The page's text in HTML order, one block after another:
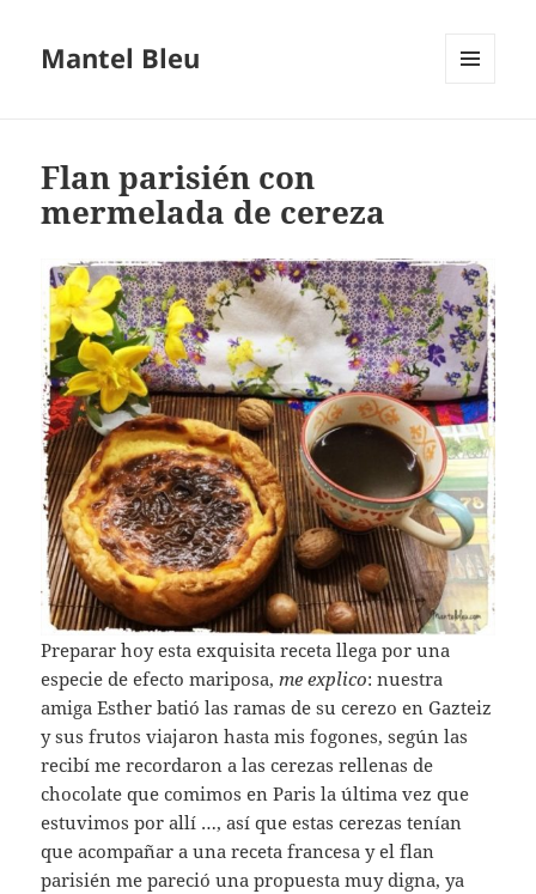
Mantel Bleu
Flan parisién con
mermelada de cereza
Preparar hoy esta exquisita receta llega por una
especie de efecto mariposa,me explico: nuestra
amiga Esther batió las ramas de su cerezo en Gazteiz
y sus frutos viajaron hasta mis fogones, según las
recibí me recordaron a las cerezas rellenas de
chocolate que comimos en Paris la última vez que
estuvimos por allí …, así que estas cerezas tenían
que acompañar a una receta francesa y el flan
parisién me pareció una propuesta muy digna, ya